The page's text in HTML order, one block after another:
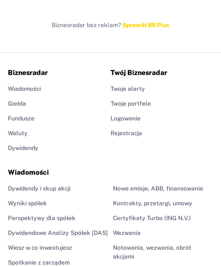
Biznesradar bez reklam? Sprawdź BR Plus
Biznesradar
Wiadomości
Giełda
Fundusze
Waluty
Dywidendy
Wiadomości
Dywidendy i skup akcji
Wyniki spółek
Perspektywy dla spółek
Dywidendowe Analizy Spółek [DAS]
Wiesz w co inwestujesz
Spotkanie z zarządem
Nowe emisje, ABB, finansowanie
Kontrakty, przetargi, umowy
Certyfikaty Turbo (ING N.V.)
Wezwania
Notowania, wezwania, obrót
akcjami
Twój Biznesradar
Twoje alerty
Twoje portfele
Logowanie
Rejestracja